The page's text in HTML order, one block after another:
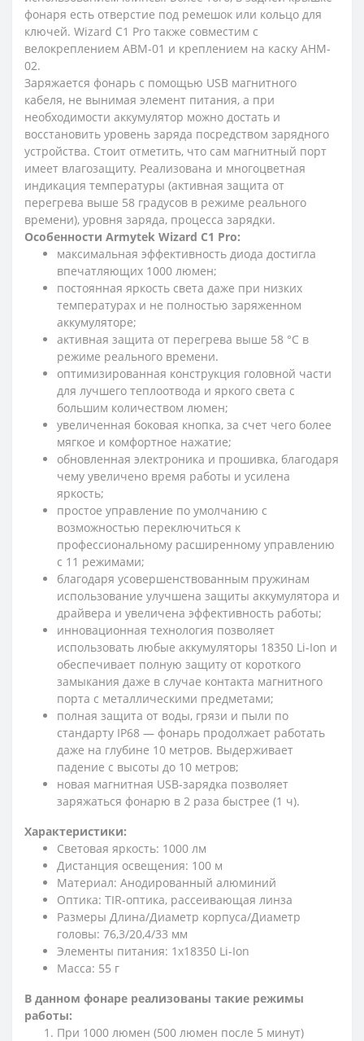
фонаря есть отверстие под ремешок или кольцо для
ключей. Wizard C1 Pro также совместим с
велокреплением ABM-01 и креплением на каску AHM-
02.
Заряжается фонарь с помощью USB магнитного
кабеля, не вынимая элемент питания, а при
необходимости аккумулятор можно достать и
восстановить уровень заряда посредством зарядного
устройства. Стоит отметить, что сам магнитный порт
имеет влагозащиту. Реализована и многоцветная
индикация температуры (активная защита от
перегрева выше 58 градусов в режиме реального
времени), уровня заряда, процесса зарядки.
Особенности Armytek Wizard C1 Pro:
максимальная эффективность диода достигла
впечатляющих 1000 люмен;
постоянная яркость света даже при низких
температурах и не полностью заряженном
аккумуляторе;
активная защита от перегрева выше 58 °С в
режиме реального времени.
оптимизированная конструкция головной части
для лучшего теплоотвода и яркого света с
большим количеством люмен;
увеличенная боковая кнопка, за счет чего более
мягкое и комфортное нажатие;
обновленная электроника и прошивка, благодаря
чему увеличено время работы и усилена
яркость;
простое управление по умолчанию с
возможностью переключиться к
профессиональному расширенному управлению
с 11 режимами;
благодаря усовершенствованным пружинам
использование улучшена защиты аккумулятора и
драйвера и увеличена эффективность работы;
инновационная технология позволяет
использовать любые аккумуляторы 18350 Li-Ion и
обеспечивает полную защиту от короткого
замыкания даже в случае контакта магнитного
порта с металлическими предметами;
полная защита от воды, грязи и пыли по
стандарту IP68 — фонарь продолжает работать
даже на глубине 10 метров. Выдерживает
падение с высоты до 10 метров;
новая магнитная USB-зарядка позволяет
заряжаться фонарю в 2 раза быстрее (1 ч).
Характеристики:
Световая яркость: 1000 лм
Дистанция освещения: 100 м
Материал: Анодированный алюминий
Оптика: TIR-оптика, рассеивающая линза
Размеры Длина/Диаметр корпуса/Диаметр
головы: 76,3/20,4/33 мм
Элементы питания: 1x18350 Li-Ion
Масса: 55 г
В данном фонаре реализованы такие режимы
работы:
При 1000 люмен (500 люмен после 5 минут)